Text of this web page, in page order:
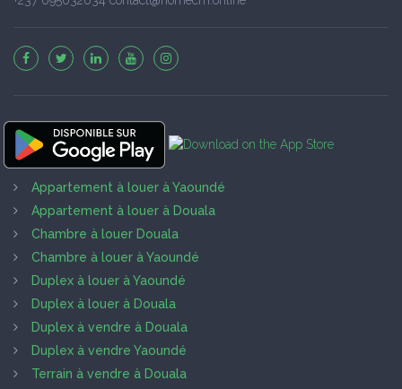
Appartement à louer à Yaoundé
Appartement à louer à Douala
Chambre à louer Douala
Chambre à louer à Yaoundé
Duplex à louer à Yaoundé
Duplex à louer à Douala
Duplex à vendre à Douala
Duplex à vendre Yaoundé
Terrain à vendre à Douala